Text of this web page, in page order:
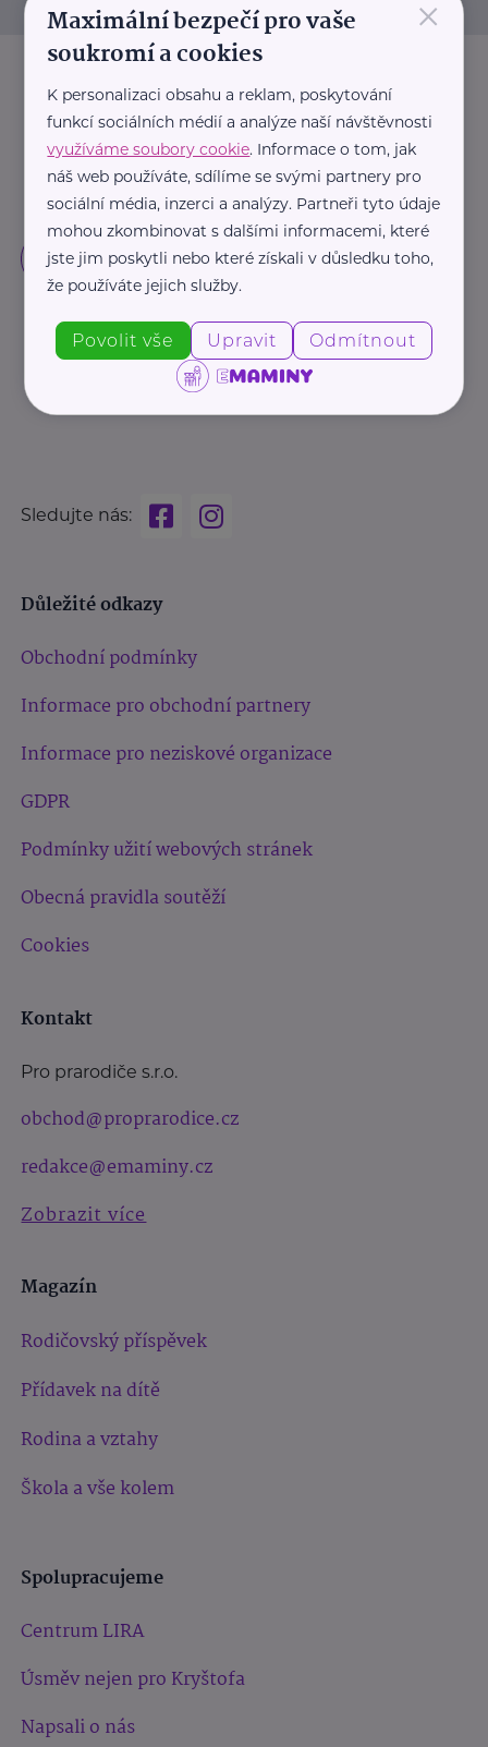
Sledujte nás:
Důležité odkazy
Obchodní podmínky
Informace pro obchodní partnery
Informace pro neziskové organizace
GDPR
Podmínky užití webových stránek
Obecná pravidla soutěží
Cookies
Kontakt
Pro prarodiče s.r.o.
obchod@proprarodice.cz
redakce@emaminy.cz
Zobrazit více
Magazín
Rodičovský příspěvek
Přídavek na dítě
Rodina a vztahy
Škola a vše kolem
Spolupracujeme
Centrum LIRA
Úsměv nejen pro Kryštofa
Napsali o nás
×
Maximální bezpečí pro vaše
soukromí a cookies
K personalizaci obsahu a reklam, poskytování
funkcí sociálních médií a analýze naší návštěvnosti
využíváme soubory cookie. Informace o tom, jak
náš web používáte, sdílíme se svými partnery pro
sociální média, inzerci a analýzy. Partneři tyto údaje
mohou zkombinovat s dalšími informacemi, které
jste jim poskytli nebo které získali v důsledku toho,
že používáte jejich služby.
Povolit vše Upravit Odmítnout